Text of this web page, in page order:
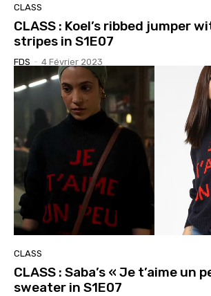
CLASS
CLASS : Koel’s ribbed jumper
stripes in S1E07
FDS - 4 Février 2023
CLASS
CLASS : Saba’s « Je t’aime un
sweater in S1E07